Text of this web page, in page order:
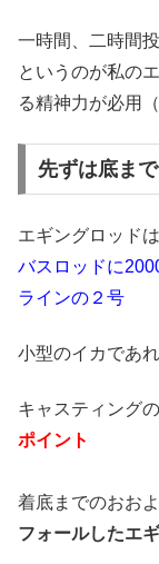
一時間、二時間
というのが私の
る精神力が必用（
先ずは底ま
エギングロッド
バスロッドに
ラインの２号
小型のイカであ
キャスティング
ポイント
着底までのおお
フォールしたエ